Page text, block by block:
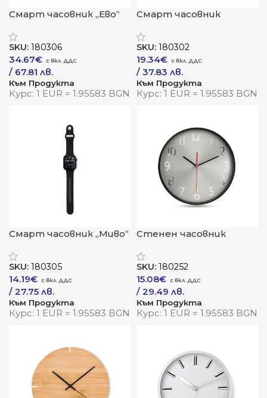
Смарт часовник „Ево“
SKU: 180306
34.67€
/ 67.81 лв.
Към Продукта
Курс: 1 EUR = 1.95583 BGN
Смарт часовник
SKU: 180302
19.34€
/ 37.83 лв.
Към Продукта
Курс: 1 EUR = 1.95583 BGN
Смарт часовник „Миво“
SKU: 180305
14.19€
/ 27.75 лв.
Към Продукта
Курс: 1 EUR = 1.95583 BGN
Стенен часовник
SKU: 180252
15.08€
/ 29.49 лв.
Към Продукта
Курс: 1 EUR = 1.95583 BGN